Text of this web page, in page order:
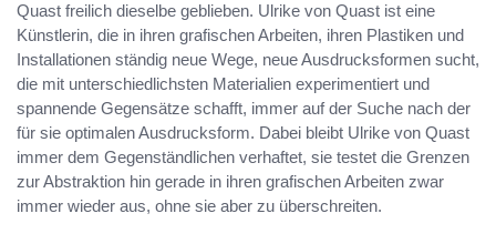
Quast freilich dieselbe geblieben. Ulrike von Quast ist eine
Künstlerin, die in ihren grafischen Arbeiten, ihren Plastiken und
Installationen ständig neue Wege, neue Ausdrucksformen sucht,
die mit unterschiedlichsten Materialien experimentiert und
spannende Gegensätze schafft, immer auf der Suche nach der
für sie optimalen Ausdrucksform. Dabei bleibt Ulrike von Quast
immer dem Gegenständlichen verhaftet, sie testet die Grenzen
zur Abstraktion hin gerade in ihren grafischen Arbeiten zwar
immer wieder aus, ohne sie aber zu überschreiten.